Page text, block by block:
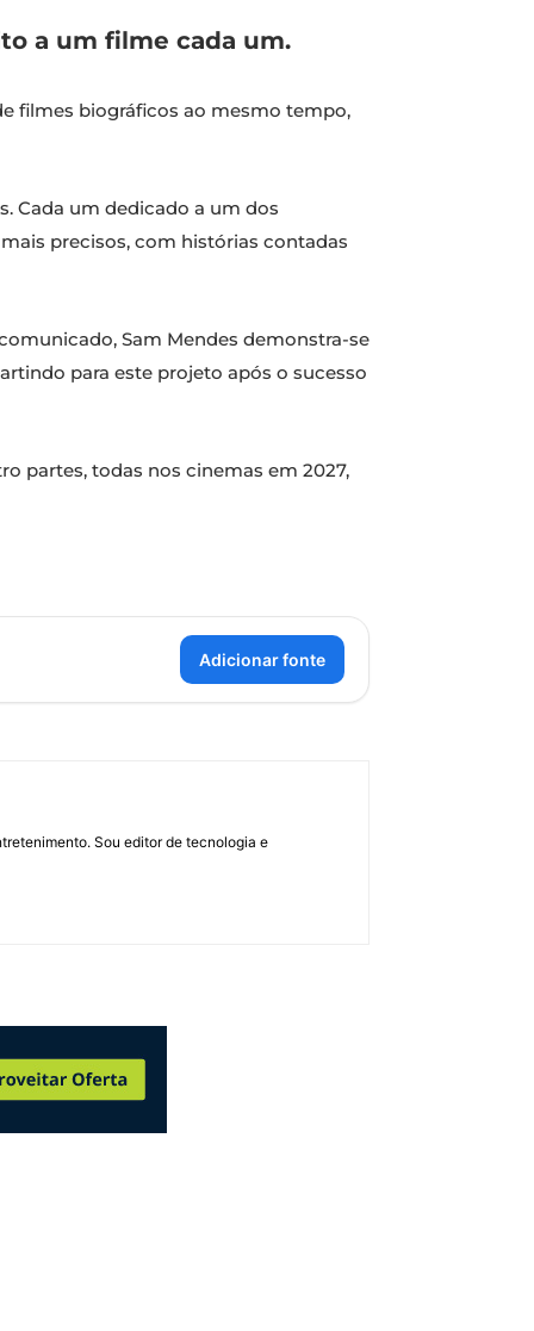
a um filme cada um.
filmes biográficos ao mesmo tempo,
Cada um dedicado a um dos
precisos, com histórias contadas
Sam Mendes demonstra-se
para este projeto após o sucesso
partes, todas nos cinemas em 2027,
Adicionar fonte
Sou editor de tecnologia e